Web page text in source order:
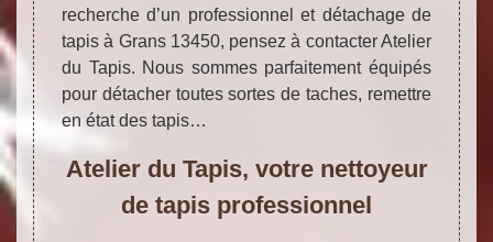
recherche d’un professionnel et détachage de
tapis à Grans 13450, pensez à contacter Atelier
du Tapis. Nous sommes parfaitement équipés
pour détacher toutes sortes de taches, remettre
en état des tapis…
Atelier du Tapis, votre nettoyeur
de tapis professionnel